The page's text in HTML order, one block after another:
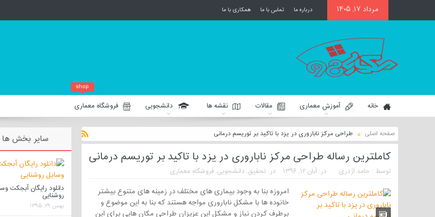
مرداد ۱۷, ۱۴۰۵ درباره ما تماس با ما همکاری با ما
خانه آموزش معماری مقالات نقشه ها دانشجویی فروشگاه معماری
shop
صفحه اصلی طراحی مرکز ناباروری در یزد با تاکید بر توریسم درمانی
کاملترین رساله طراحی مرکز ناباروری در یزد با تاکید بر توریسم درمانی
توسط : حامد اژدری در:آبان ۱۲, ۱۳۹۶ در:تحقیق, دانشجویی,فروشگاه معماری
امروزه بنا به وجود بیماری های مختلف در زمینه های متنوع بیشتر
خانوده ها با مشکل ناباروری مواجه هستند که بنا به این موضوع و
برطرف کردن نیاز و مشکل این عزیزان طراحی مکان هایی برای این
سایر بخش ها
دانلود رایگان آبجکت
روشنایی
بهمن ۲۹, ۱۳۹۵